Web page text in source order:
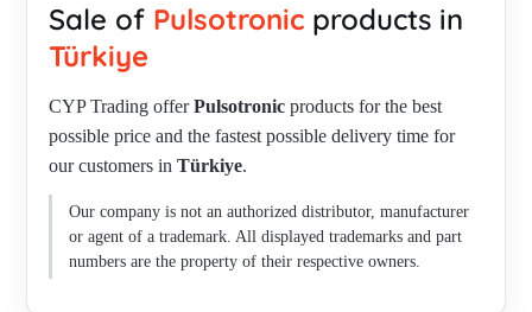
Sale of Pulsotronic products in
Türkiye
CYP Trading offerPulsotronic products for the best
possible price and the fastest possible delivery time for
our customers in Türkiye.
Our company is not an authorized distributor, manufacturer
or agent of a trademark. All displayed trademarks and part
numbers are the property of their respective owners.